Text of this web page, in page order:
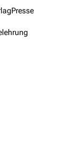
Presse